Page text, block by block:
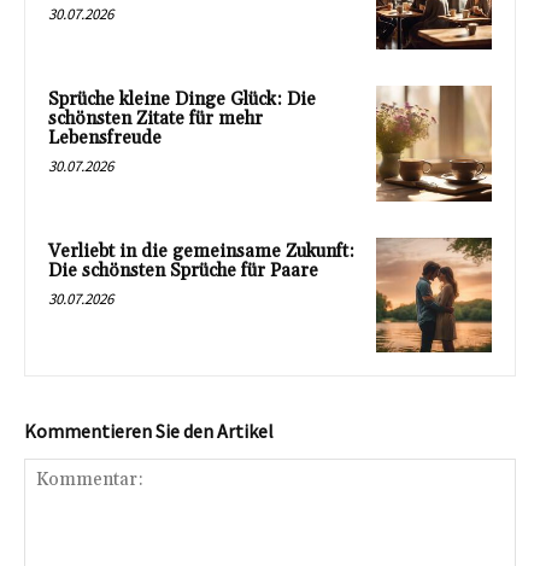
30.07.2026
Sprüche kleine Dinge Glück: Die
schönsten Zitate für mehr
Lebensfreude
30.07.2026
Verliebt in die gemeinsame Zukunft:
Die schönsten Sprüche für Paare
30.07.2026
Kommentieren Sie den Artikel